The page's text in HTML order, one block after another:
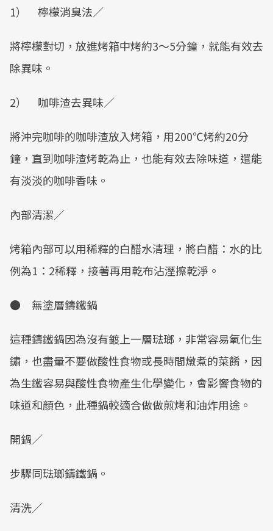
1） 檸檬消臭法／
將檸檬對切，放進烤箱中烤約3～5分鐘，就能有效去
除異味。
2） 咖啡渣去異味／
將沖完咖啡的咖啡渣放入烤箱，用200℃烤約20分
鐘，直到咖啡渣烤乾為止，也能有效去除味道，還能
有淡淡的咖啡香味。
內部清潔／
烤箱內部可以用稀釋的白醋水清理，將白醋：水的比
例為1：2稀釋，接著再用乾布沾溼擦乾淨。
● 無塗層鑄鐵鍋
這種鑄鐵鍋因為沒有鍍上一層琺瑯，非常容易氧化生
鏽，也盡量不要做酸性食物或長時間燉煮的菜餚，因
為生鐵容易與酸性食物產生化學變化，會影響食物的
味道和顏色，此種鍋較適合做做煎烤和油炸用途。
開鍋／
步驟同琺瑯鑄鐵鍋。
清洗／